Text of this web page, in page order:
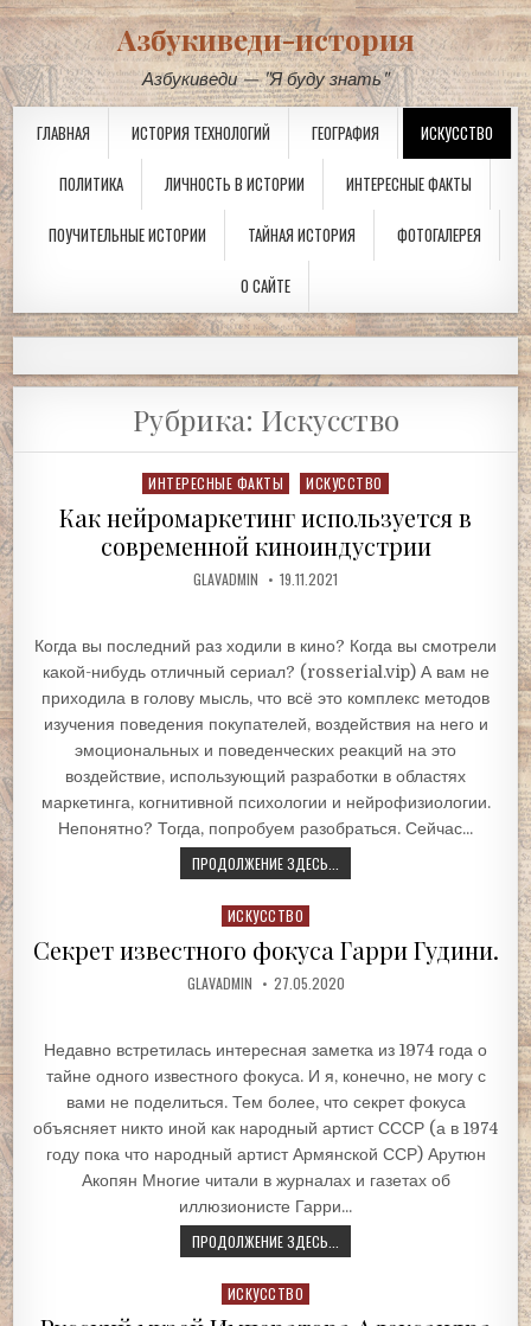
Азбукиведи-история
Азбукиведи — "Я буду знать"
ГЛАВНАЯ ИСТОРИЯ ТЕХНОЛОГИЙ ГЕОГРАФИЯ ИСКУССТВО
ПОЛИТИКА ЛИЧНОСТЬ В ИСТОРИИ ИНТЕРЕСНЫЕ ФАКТЫ
ПОУЧИТЕЛЬНЫЕ ИСТОРИИ ТАЙНАЯ ИСТОРИЯ ФОТОГАЛЕРЕЯ
О САЙТЕ
Рубрика: Искусство
Posted
in
ИНТЕРЕСНЫЕ ФАКТЫ ИСКУССТВО
Как нейромаркетинг используется в
современной киноиндустрии
GLAVADMIN 19.11.2021
Когда вы последний раз ходили в кино? Когда вы смотрели
какой-нибудь отличный сериал? (rosserial.vip) А вам не
приходила в голову мысль, что всё это комплекс методов
изучения поведения покупателей, воздействия на него и
эмоциональных и поведенческих реакций на это
воздействие, использующий разработки в областях
маркетинга, когнитивной психологии и нейрофизиологии.
Непонятно? Тогда, попробуем разобраться. Сейчас...
ПРОДОЛЖЕНИЕ ЗДЕСЬ...
Posted
ИСКУССТВО
Секрет известного фокуса Гарри Гудини.
GLAVADMIN 27.05.2020
Недавно встретилась интересная заметка из 1974 года о
тайне одного известного фокуса. И я, конечно, не могу с
вами не поделиться. Тем более, что секрет фокуса
объясняет никто иной как народный артист СССР (а в 1974
году пока что народный артист Армянской ССР) Арутюн
Акопян Многие читали в журналах и газетах об
иллюзионисте Гарри...
ПРОДОЛЖЕНИЕ ЗДЕСЬ...
Posted
in
ИСКУССТВО